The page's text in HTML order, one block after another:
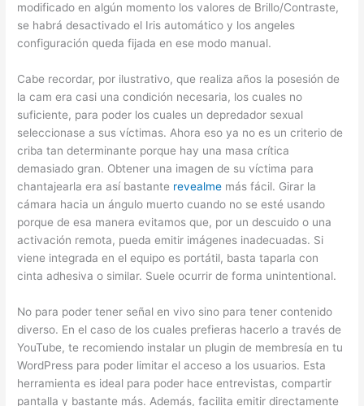
modificado en algún momento los valores de Brillo/Contraste,
se habrá desactivado el Iris automático y los angeles
configuración queda fijada en ese modo manual.
Cabe recordar, por ilustrativo, que realiza años la posesión de
la cam era casi una condición necesaria, los cuales no
suficiente, para poder los cuales un depredador sexual
seleccionase a sus víctimas. Ahora eso ya no es un criterio de
criba tan determinante porque hay una masa crítica
demasiado gran. Obtener una imagen de su víctima para
chantajearla era así bastante revealme más fácil. Girar la
cámara hacia un ángulo muerto cuando no se esté usando
porque de esa manera evitamos que, por un descuido o una
activación remota, pueda emitir imágenes inadecuadas. Si
viene integrada en el equipo es portátil, basta taparla con
cinta adhesiva o similar. Suele ocurrir de forma unintentional.
No para poder tener señal en vivo sino para tener contenido
diverso. En el caso de los cuales prefieras hacerlo a través de
YouTube, te recomiendo instalar un plugin de membresía en tu
WordPress para poder limitar el acceso a los usuarios. Esta
herramienta es ideal para poder hace entrevistas, compartir
pantalla y bastante más. Además, facilita emitir directamente